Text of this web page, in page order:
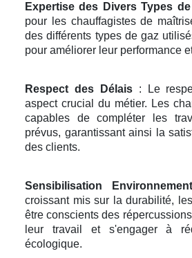
Expertise des Divers Types de
pour les chauffagistes de
des différents types de gaz
pour améliorer leur performance
Respect des Délais: Le
aspect crucial du métier. Les
capables de compléter les
prévus, garantissant ainsi la
des clients.
Sensibilisation
croissant mis sur la durabilité,
être conscients des
leur travail et s'engager à
écologique.